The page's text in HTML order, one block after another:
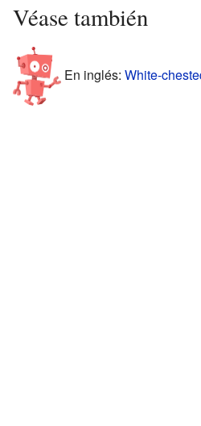
Véase también
En inglés: White-